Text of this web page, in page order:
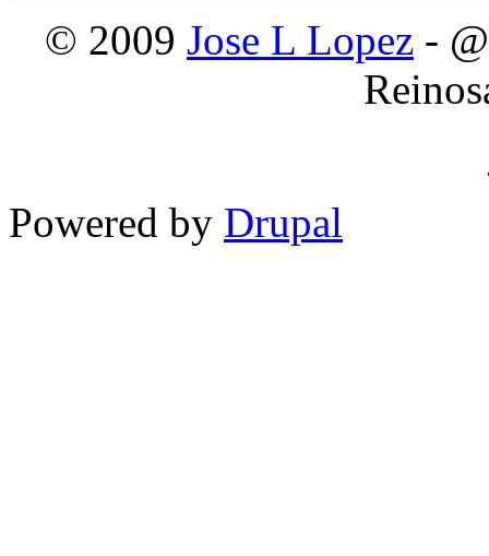
© 2009 Jose L Lopez -
Powered by Drupal